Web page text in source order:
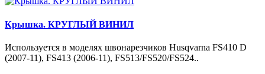
Крышка. КРУГЛЫЙ ВИНИЛ
Используется в моделях швонарезчиков Husqvarna FS410 D
(2007-11), FS413 (2006-11), FS513/FS520/FS524..